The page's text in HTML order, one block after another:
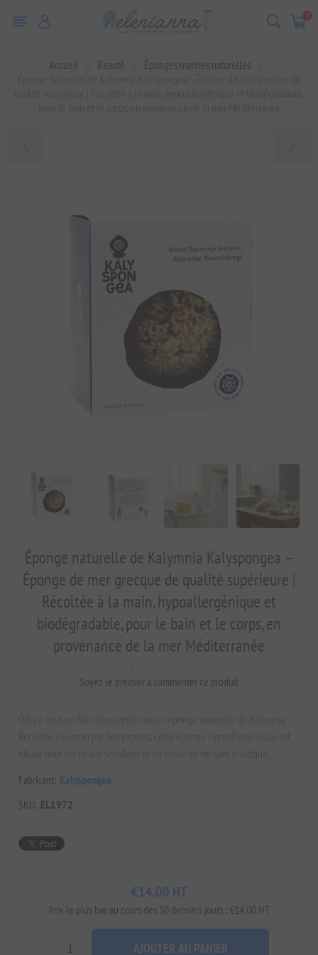
0
Accueil Beauté
Éponges marines naturelles
Éponge naturelle de Kalymnia Kalyspongea –
Éponge de mer grecque de qualité supérieure |
Récoltée à la main, hypoallergénique et
biodégradable, pour le bain et le corps, en
provenance de la mer Méditerranée
Soyez le premier à commenter ce produit
Fabricant: Kalyspongea
SKU: EL1972
€14,00 HT
Prix ​​le plus bas au cours des 30 derniers jours : €14,00 HT
AJOUTER AU PANIER